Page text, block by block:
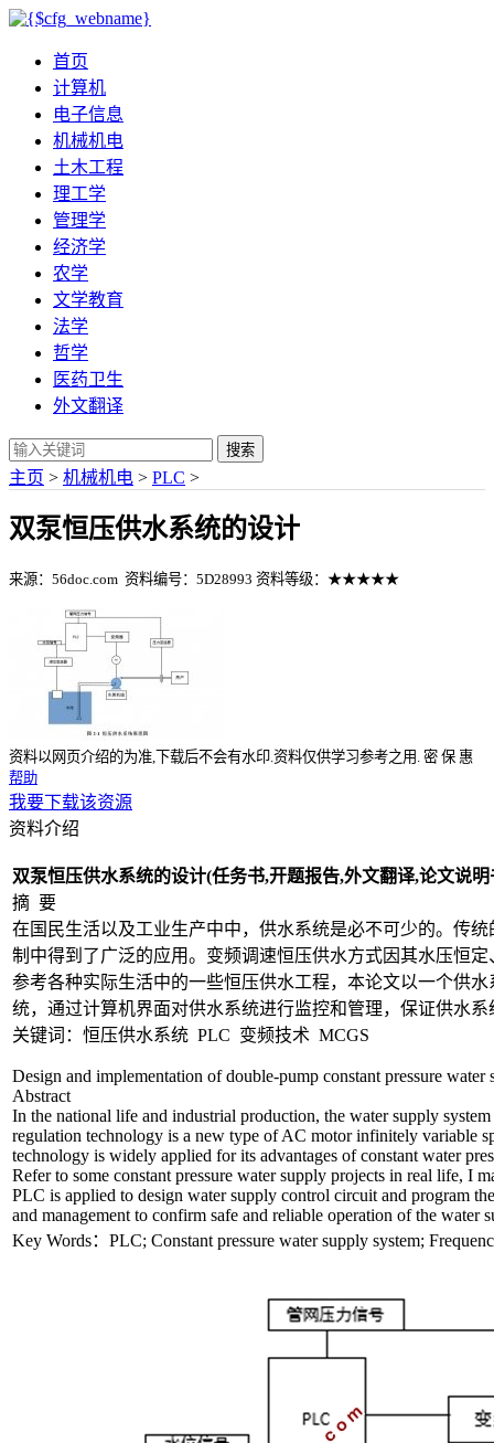
首页
计算机
电子信息
机械机电
土木工程
理工学
管理学
经济学
农学
文学教育
法学
哲学
医药卫生
外文翻译
搜索
主页 > 机械机电 > PLC >
双泵恒压供水系统的设计
来源：56doc.com 资料编号：5D28993 资料等级：★★★★★
资料以网页介绍的为准,下载后不会有水印.资料仅供学习参考之用. 密 保 惠
帮助
我要下载该资源
资料介绍
双泵恒压供水系统的设计(任务书,开题报告,外文翻译,论文说明
摘 要
在国民生活以及工业生产中中，供水系统是必不可少的。传
制中得到了广泛的应用。变频调速恒压供水方式因其水压恒
参考各种实际生活中的一些恒压供水工程，本论文以一个供
统，通过计算机界面对供水系统进行监控和管理，保证供水
关键词：恒压供水系统 PLC 变频技术 MCGS
Design and implementation of double-pump constant pressure water
Abstract
In the national life and industrial production, the water supply
regulation technology is a new type of AC motor infinitely variable
technology is widely applied for its advantages of constant water
Refer to some constant pressure water supply projects in real life,
PLC is applied to design water supply control circuit and program
and management to confirm safe and reliable operation of the water
Key Words：PLC; Constant pressure water supply system;